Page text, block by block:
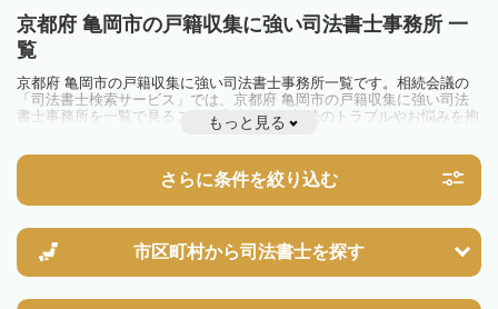
京都府 亀岡市の戸籍収集に強い司法書士事務所 一
覧
京都府 亀岡市の戸籍収集に強い司法書士事務所一覧です。相続会議の
「司法書士検索サービス」では、京都府 亀岡市の戸籍収集に強い司法
書士事務所を一覧で見ることが出来ます。相続のトラブルやお悩みを抱
えている方は一度近隣の司法書士に相談してみましょう。
もっと見る
さらに条件を絞り込む
市区町村から司法書士を探す